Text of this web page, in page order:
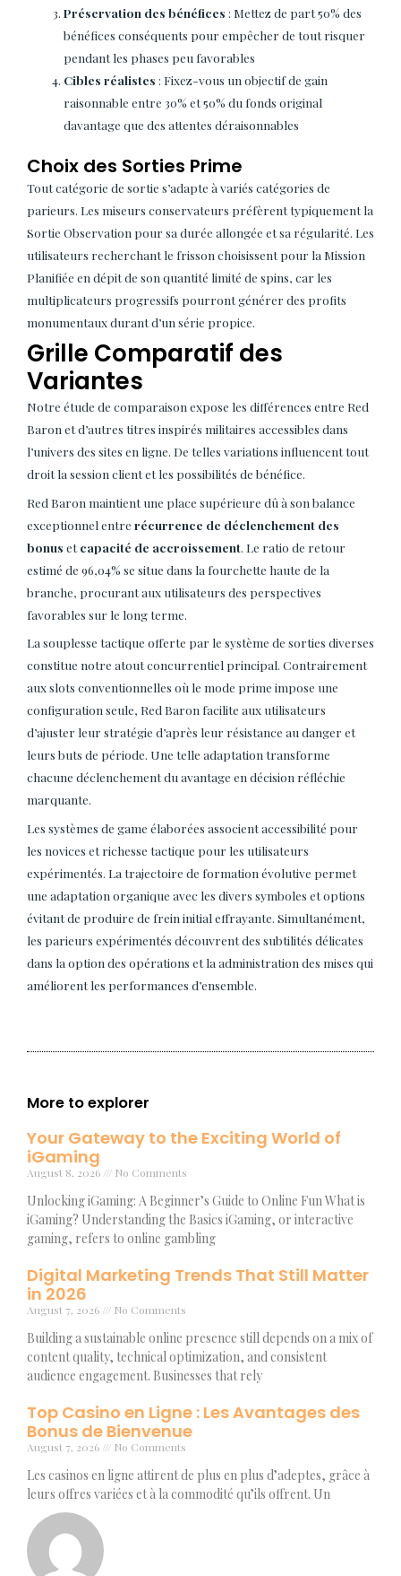
Préservation des bénéfices : Mettez de part 50% des
bénéfices conséquents pour empêcher de tout risquer
pendant les phases peu favorables
Cibles réalistes : Fixez-vous un objectif de gain
raisonnable entre 30% et 50% du fonds original
davantage que des attentes déraisonnables
Choix des Sorties Prime
Tout catégorie de sortie s’adapte à variés catégories de
parieurs. Les miseurs conservateurs préfèrent typiquement la
Sortie Observation pour sa durée allongée et sa régularité. Les
utilisateurs recherchant le frisson choisissent pour la Mission
Planifiée en dépit de son quantité limité de spins, car les
multiplicateurs progressifs pourront générer des profits
monumentaux durant d’un série propice.
Grille Comparatif des
Variantes
Notre étude de comparaison expose les différences entre Red
Baron et d’autres titres inspirés militaires accessibles dans
l’univers des sites en ligne. De telles variations influencent tout
droit la session client et les possibilités de bénéfice.
Red Baron maintient une place supérieure dû à son balance
exceptionnel entre récurrence de déclenchement des
bonus et capacité de accroissement . Le ratio de retour
estimé de 96,04% se situe dans la fourchette haute de la
branche, procurant aux utilisateurs des perspectives
favorables sur le long terme.
La souplesse tactique offerte par le système de sorties diverses
constitue notre atout concurrentiel principal. Contrairement
aux slots conventionnelles où le mode prime impose une
configuration seule, Red Baron facilite aux utilisateurs
d’ajuster leur stratégie d’après leur résistance au danger et
leurs buts de période. Une telle adaptation transforme
chacune déclenchement du avantage en décision réfléchie
marquante.
Les systèmes de game élaborées associent accessibilité pour
les novices et richesse tactique pour les utilisateurs
expérimentés. La trajectoire de formation évolutive permet
une adaptation organique avec les divers symboles et options
évitant de produire de frein initial effrayante. Simultanément,
les parieurs expérimentés découvrent des subtilités délicates
dans la option des opérations et la administration des mises qui
améliorent les performances d’ensemble.
More to explorer
Your Gateway to the Exciting World of
iGaming
August 8, 2026 No Comments
Unlocking iGaming: A Beginner’s Guide to Online Fun What is
iGaming? Understanding the Basics iGaming, or interactive
gaming, refers to online gambling
Digital Marketing Trends That Still Matter
in 2026
August 7, 2026 No Comments
Building a sustainable online presence still depends on a mix of
content quality, technical optimization, and consistent
audience engagement. Businesses that rely
Top Casino en Ligne : Les Avantages des
Bonus de Bienvenue
August 7, 2026 No Comments
Les casinos en ligne attirent de plus en plus d’adeptes, grâce à
leurs offres variées et à la commodité qu’ils offrent. Un